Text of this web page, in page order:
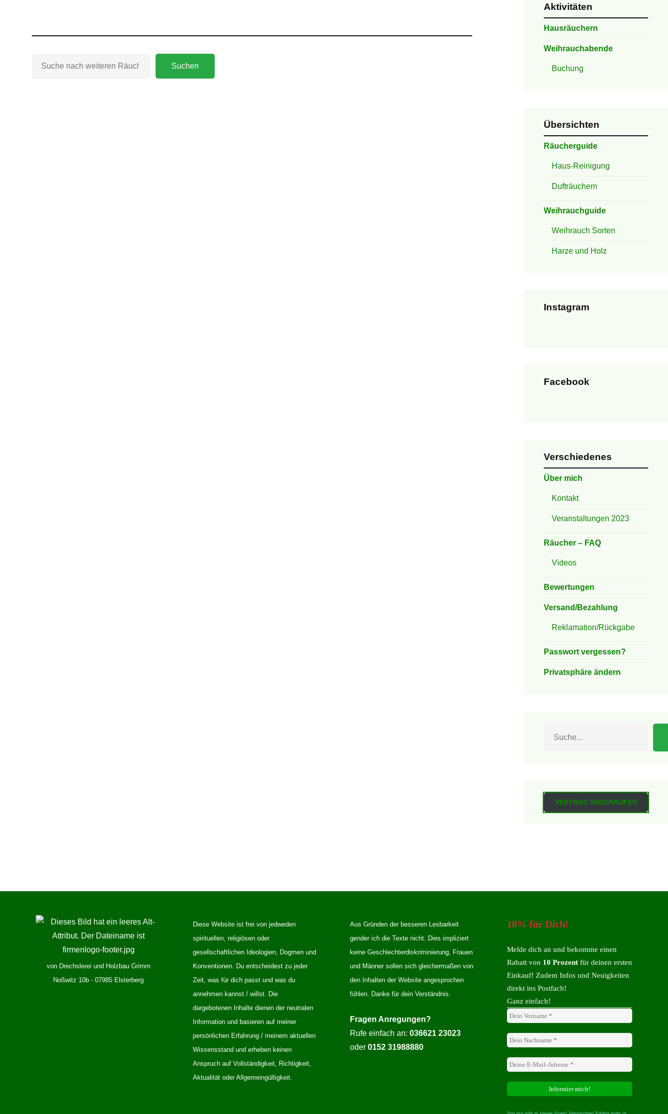
Suchen
Aktivitäten
Hausräuchern
Weihrauchabende
Buchung
Übersichten
Räucherguide
Haus-Reinigung
Dufträuchern
Weihrauchguide
Weihrauch Sorten
Harze und Holz
Instagram
Facebook
Verschiedenes
Über mich
Kontakt
Veranstaltungen 2023
Räucher – FAQ
Videos
Bewertungen
Versand/Bezahlung
Reklamation/Rückgabe
Passwort vergessen?
Privatsphäre ändern
VERTRAG WIDERRUFEN
von Drechslerei und Holzbau Grimm
Noßwitz 10b - 07985 Elsterberg
Diese Website ist frei von jedweden
spirituellen, religiösen oder
gesellschaftlichen Ideologien, Dogmen und
Konventionen. Du entscheidest zu jeder
Zeit, was für dich passt und was du
annehmen kannst / willst. Die
dargebotenen Inhalte dienen der neutralen
Information und basieren auf meiner
persönlichen Erfahrung / meinem aktuellen
Wissensstand und erheben keinen
Anspruch auf Vollständigkeit, Richtigkeit,
Aktualität oder Allgemeingültigkeit.
Aus Gründen der besseren Lesbarkeit
gender ich die Texte nicht. Dies impliziert
keine Geschlechterdiskriminierung, Frauen
und Männer sollen sich gleichermaßen von
den Inhalten der Website angesprochen
fühlen. Danke für dein Verständnis.
Fragen Anregungen?
Rufe einfach an: 036621 23023
oder 0152 31988880
10% für Dich!
Melde dich an und bekomme einen
Rabatt von 10 Prozent für deinen ersten
Einkauf! Zudem Infos und Neuigkeiten
direkt ins Postfach!
Ganz einfach!